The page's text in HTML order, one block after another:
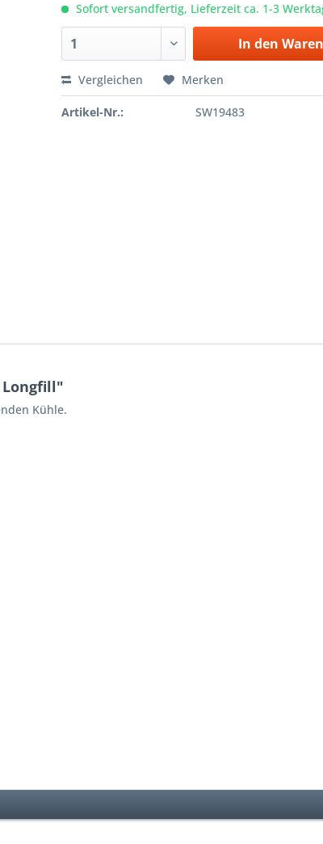
Sofort versandfertig, Lieferzeit ca. 1-3
In den
Vergleichen Merken
Artikel-Nr.: SW19483
Kühle.